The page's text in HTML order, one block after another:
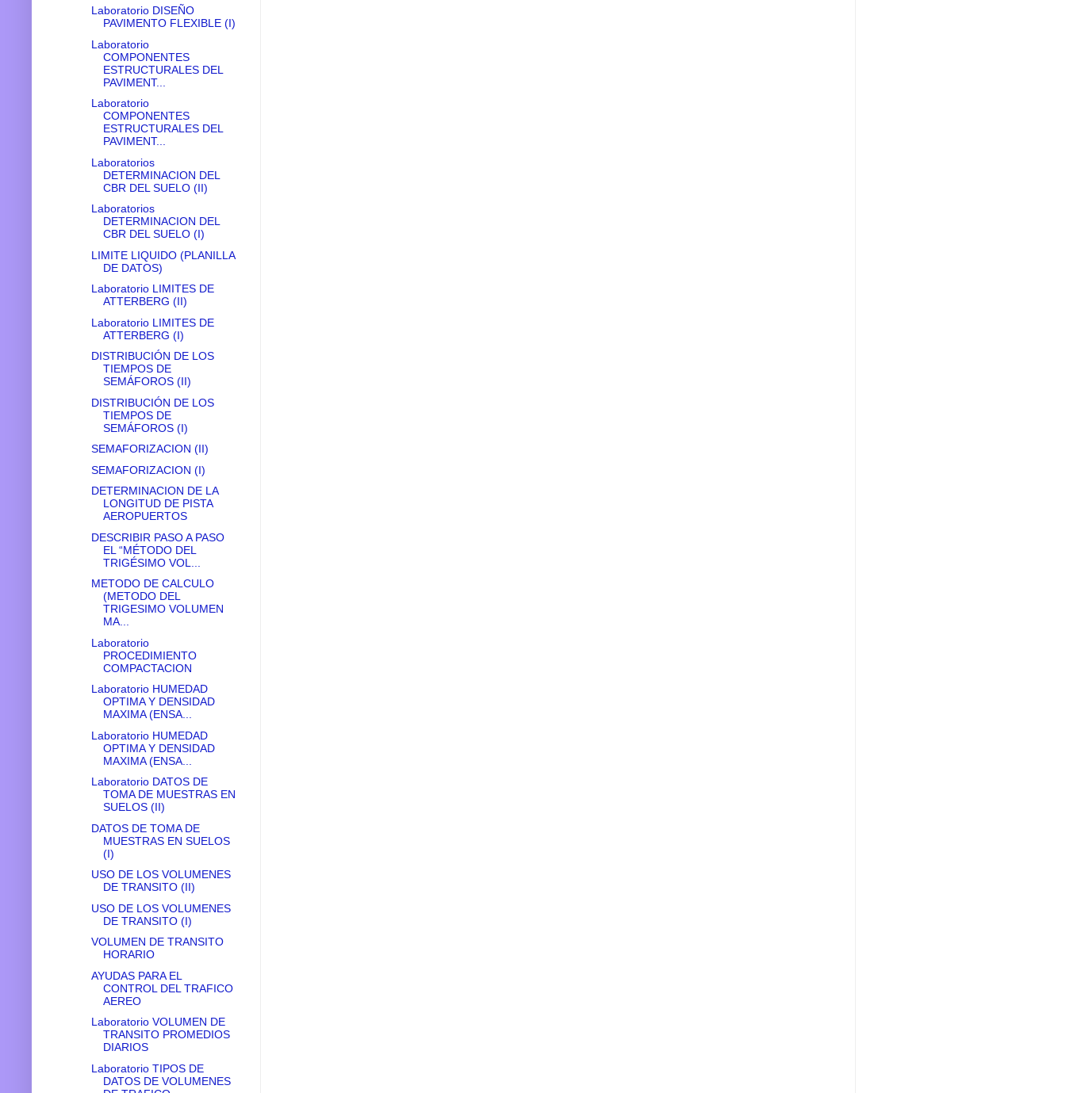
Laboratorio DISEÑO
PAVIMENTO FLEXIBLE (I)
Laboratorio
COMPONENTES
ESTRUCTURALES DEL
PAVIMENT...
Laboratorio
COMPONENTES
ESTRUCTURALES DEL
PAVIMENT...
Laboratorios
DETERMINACION DEL
CBR DEL SUELO (II)
Laboratorios
DETERMINACION DEL
CBR DEL SUELO (I)
LIMITE LIQUIDO (PLANILLA
DE DATOS)
Laboratorio LIMITES DE
ATTERBERG (II)
Laboratorio LIMITES DE
ATTERBERG (I)
DISTRIBUCIÓN DE LOS
TIEMPOS DE
SEMÁFOROS (II)
DISTRIBUCIÓN DE LOS
TIEMPOS DE
SEMÁFOROS (I)
SEMAFORIZACION (II)
SEMAFORIZACION (I)
DETERMINACION DE LA
LONGITUD DE PISTA
AEROPUERTOS
DESCRIBIR PASO A PASO
EL “MÉTODO DEL
TRIGÉSIMO VOL...
METODO DE CALCULO
(METODO DEL
TRIGESIMO VOLUMEN
MA...
Laboratorio
PROCEDIMIENTO
COMPACTACION
Laboratorio HUMEDAD
OPTIMA Y DENSIDAD
MAXIMA (ENSA...
Laboratorio HUMEDAD
OPTIMA Y DENSIDAD
MAXIMA (ENSA...
Laboratorio DATOS DE
TOMA DE MUESTRAS EN
SUELOS (II)
DATOS DE TOMA DE
MUESTRAS EN SUELOS
(I)
USO DE LOS VOLUMENES
DE TRANSITO (II)
USO DE LOS VOLUMENES
DE TRANSITO (I)
VOLUMEN DE TRANSITO
HORARIO
AYUDAS PARA EL
CONTROL DEL TRAFICO
AEREO
Laboratorio VOLUMEN DE
TRANSITO PROMEDIOS
DIARIOS
Laboratorio TIPOS DE
DATOS DE VOLUMENES